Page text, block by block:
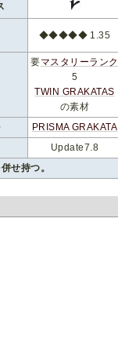
◆◆◆◆◆ 1.35
要マスタリーランク
5
TWIN GRAKATAS
の素材
PRISMA GRAKATA
Update7.8
せ持つ。